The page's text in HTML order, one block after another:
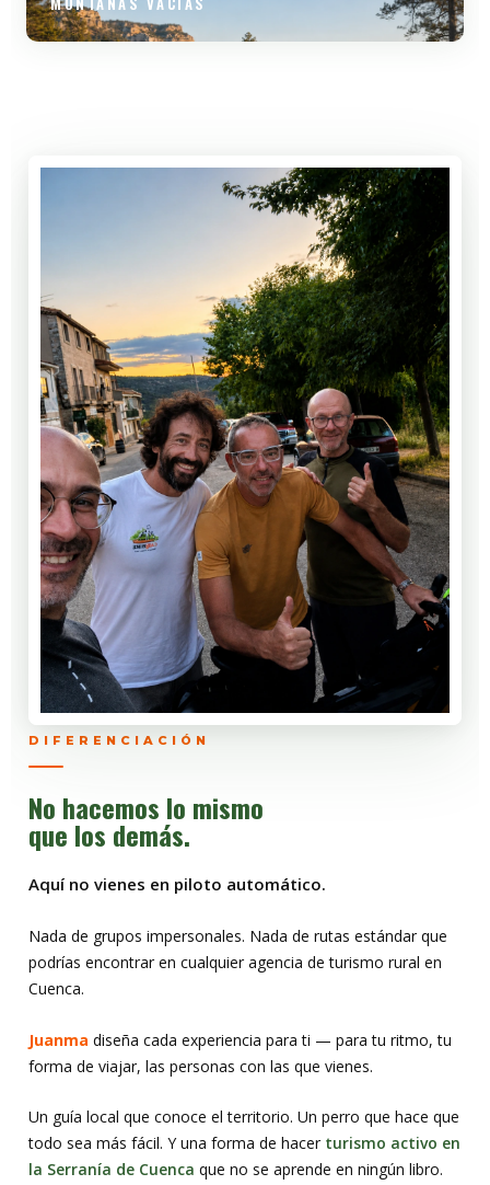
DIFERENCIACIÓN
No hacemos lo mismo
que los demás.
Aquí no vienes en piloto automático.
Nada de grupos impersonales. Nada de rutas estándar que
podrías encontrar en cualquier agencia de turismo rural en
Cuenca.
Juanma diseña cada experiencia para ti — para tu ritmo, tu
forma de viajar, las personas con las que vienes.
Un guía local que conoce el territorio. Un perro que hace que
todo sea más fácil. Y una forma de hacer turismo activo en
la Serranía de Cuenca que no se aprende en ningún libro.